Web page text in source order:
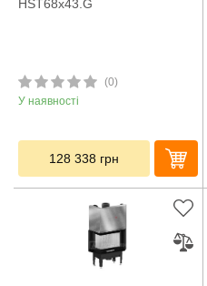
HST68x43.G
(0)
У наявності
128 338 грн